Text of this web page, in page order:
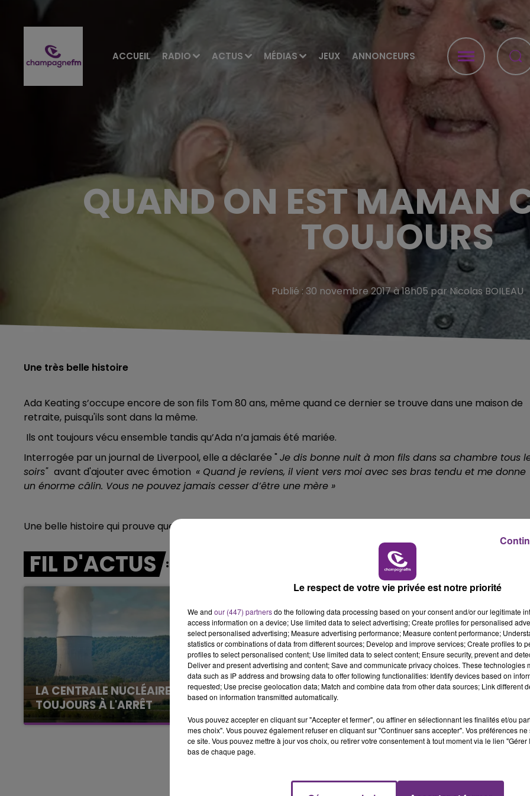
ACCUEIL RADIO ACTUS MÉDIAS JEUX ANNONCEURS
16h00 - 20h00
LE WEEK-END CHAMPAGNE FM
QUAND ON EST MAMAN
TOUJOURS
Publié : 30 novembre 2017 à 18h05 par Nicolas BOILEAU
Une très belle histoire
Ada Keating s’occupe encore de son fils Tom 80 ans, même quand ce dernier se trouve dans une maison de
retraite, puisqu'ils sont dans la même.
Ils ont toujours vécu ensemble tandis qu’Ada n’a jamais été mariée.
Interrogée par un journal de Liverpool, elle a déclarée " Je dis bonne nuit à mon fils dans sa chambre tous
soirs" avant d'ajouter avec émotion « Quand je reviens, il vient vers moi avec ses bras tendu et me donne
un énorme câlin. Vous ne pouvez jamais cesser d’être une mère »
Une belle histoire qui prouve que l’amour maternel est un sentiment impérissable.
FIL D'ACTUS
LA CENTRALE NUCLÉAIRE DE CHOOZ
TOUJOURS À L'ARRÊT
Cela fait déjà une semaine que la centrale
nucléaire ardennaise est à l'arrêt. Une situation
justifiée par la sécheresse intense qui est
LE MAGASIN JOUÉCLUB DE REIMS FERME
SES PORTES
C'était l'une des institutions du centre-ville
rémois. Le magasin JouéClub est contraint de
fermer ses portes.
Le respect de votre vie privée est notre priorité
We and our (447) partnersdo the following data processing based on your consent and/or our legitimate
access information on a device; Use limited data to select advertising; Create profiles for personalised
select personalised advertising; Measure advertising performance; Measure content performance;
statistics or combinations of data from different sources; Develop and improve services; Create profiles to
profiles to select personalised content; Use limited data to select content; Ensure security, prevent and
Deliver and present advertising and content; Save and communicate privacy choices. These technologies
data such as IP address and browsing data to offer following functionalities: Identify devices based on
requested; Use precise geolocation data; Match and combine data from other data sources; Link different
based on information transmitted automatically.
Vous pouvez accepter en cliquant sur "Accepter et fermer", ou affiner en sélectionnant les finalités et/ou
mes choix". Vous pouvez également refuser en cliquant sur "Continuer sans accepter". Vos préférences
ce site. Vous pouvez mettre à jour vos choix, ou retirer votre consentement à tout moment via le lien
bas de chaque page.